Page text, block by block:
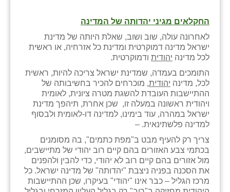
החקלאים מגיני יהדותה של המדינה
לאחרונה עולה, שוב ושוב, שאלת היותה של מדינת
ישראל מדינה דמוקרטית ומדינת כל אזרחיה, או ראשית
לכל מדינה יהודית ודמוקרטית.
התומכים בעמדה, שמדינת ישראל צריכה להיות, ראשית
לכל, מדינה יהודית, מוכרחים להכיר בחשיבותה של
ההתיישבות העובדת להשגת מטרה ציונית, לאומית
ויהודית ראשונה במעלה זו, שכן אחרת, תיהפך מדינת
ישראל במהרה, עוד בימינו, למדינה דו-לאומית ולבסוף
למדינה פלשתינאית. –
צריך רק להעיף מבט ב"מפת כתמים", בה מסומנים
בכתמי צבע האזורים בהם קיים רוב יהודי של מתיישבים,
מול אזורים בהם קיים רוב לא יהודי, כדי להבין ולהפנים
את הסכנה בפניה ניצבת "יהדותה" של מדינה ישראל. כל
מרכז הגליל – כבר אינו "יהודי" בעיקרו, שכן ההתיישבות